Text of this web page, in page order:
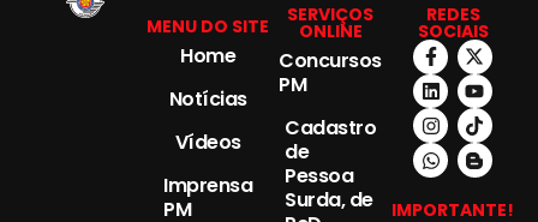
MENU DO SITE
Home
Notícias
Vídeos
Imprensa
PM
SERVIÇOS
ONLINE
Concursos
PM
Cadastro
de
Pessoa
Surda, de
REDES
SOCIAIS
IMPORTANTE!